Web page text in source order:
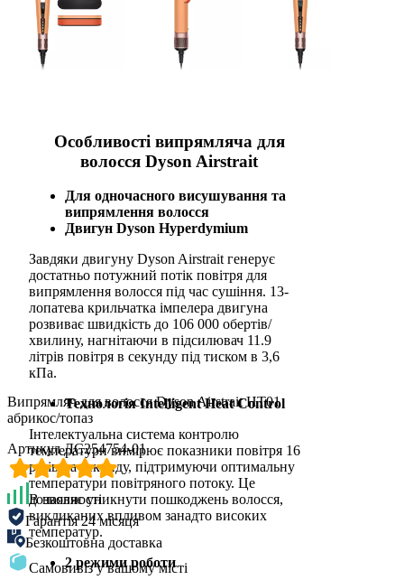
Особливості випрямляча для
волосся Dyson Airstrait
Для одночасного висушування та
випрямлення волосся
Двигун Dyson Hyperdymium
Завдяки двигуну Dyson Airstrait генерує
достатньо потужний потік повітря для
випрямлення волосся під час сушіння. 13-
лопатева крильчатка імпелера двигуна
розвиває швидкість до 106 000 обертів/
хвилину, нагнітаючи в підсилювач 11.9
літрів повітря в секунду під тиском в 3,6
кПа.
Технологія Intelligent Heat Control
Інтелектуальна система контролю
температури вимірює показники повітря 16
разів на секунду, підтримуючи оптимальну
температури повітряного потоку. Це
дозволяє уникнути пошкоджень волосся,
викликаних впливом занадто високих
температур.
2 режими роботи
Випрямляч для волосся Dyson Airstrait HT01
абрикос/топаз
Артикул ДС254754-01
В наявності
Гарантія 24 місяця
Безкоштовна доставка
Самовивіз у вашому місті